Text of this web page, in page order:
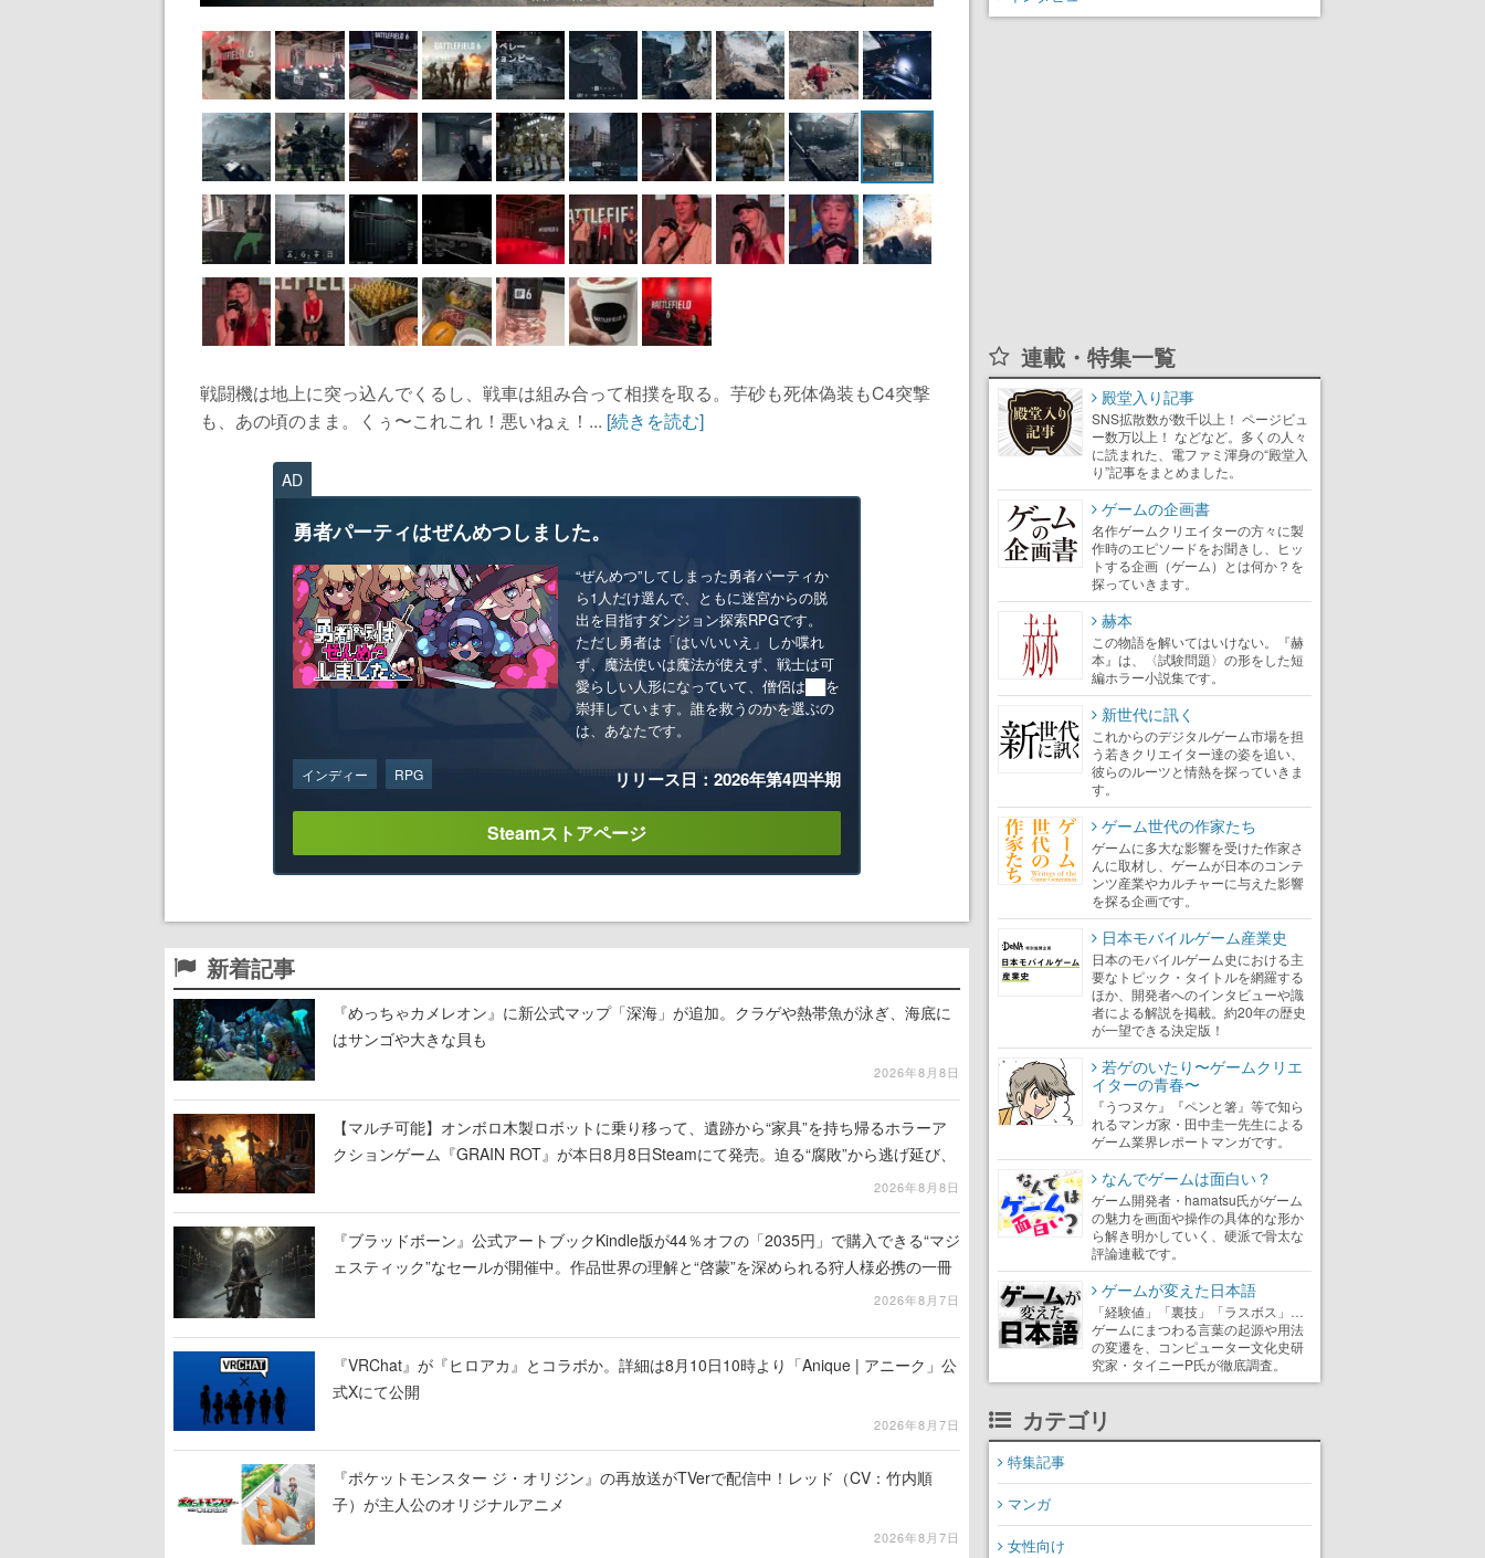
戦闘機は地上に突っ込んでくるし、戦車は組み合って相撲を取る。芋砂も死体偽装もC4突撃
も、あの頃のまま。くぅ〜これこれ！悪いねぇ！... [続きを読む]
AD
勇者パーティはぜんめつしました。
“ぜんめつ”してしまった勇者パーティか
ら1人だけ選んで、ともに迷宮からの脱
出を目指すダンジョン探索RPGです。
ただし勇者は「はい/いいえ」しか喋れ
ず、魔法使いは魔法が使えず、戦士は可
愛らしい人形になっていて、僧侶は██を
崇拝しています。誰を救うのかを選ぶの
は、あなたです。
インディー RPG リリース日：2026年第4四半期
Steamストアページ
新着記事
『めっちゃカメレオン』に新公式マップ「深海」が追加。クラゲや熱帯魚が泳ぎ、海底に
はサンゴや大きな貝も
2026年8月8日
【マルチ可能】オンボロ木製ロボットに乗り移って、遺跡から“家具”を持ち帰るホラーア
クションゲーム『GRAIN ROT』が本日8月8日Steamにて発売。迫る“腐敗”から逃げ延び、
2026年8月8日
『ブラッドボーン』公式アートブックKindle版が44％オフの「2035円」で購入できる“マジ
ェスティック”なセールが開催中。作品世界の理解と“啓蒙”を深められる狩人様必携の一冊
2026年8月7日
『VRChat』が『ヒロアカ』とコラボか。詳細は8月10日10時より「Anique | アニーク」公
式Xにて公開
2026年8月7日
『ポケットモンスター ジ・オリジン』の再放送がTVerで配信中！レッド（CV：竹内順
子）が主人公のオリジナルアニメ
2026年8月7日
連載・特集一覧
殿堂入り記事
SNS拡散数が数千以上！ ページビュ
ー数万以上！ などなど。多くの人々
に読まれた、電ファミ渾身の“殿堂入
り”記事をまとめました。
ゲームの企画書
名作ゲームクリエイターの方々に製
作時のエピソードをお聞きし、ヒッ
トする企画（ゲーム）とは何か？を
探っていきます。
赫本
この物語を解いてはいけない。『赫
本』は、〈試験問題〉の形をした短
編ホラー小説集です。
新世代に訊く
これからのデジタルゲーム市場を担
う若きクリエイター達の姿を追い、
彼らのルーツと情熱を探っていきま
す。
ゲーム世代の作家たち
ゲームに多大な影響を受けた作家さ
んに取材し、ゲームが日本のコンテ
ンツ産業やカルチャーに与えた影響
を探る企画です。
日本モバイルゲーム産業史
日本のモバイルゲーム史における主
要なトピック・タイトルを網羅する
ほか、開発者へのインタビューや識
者による解説を掲載。約20年の歴史
が一望できる決定版！
若ゲのいたり〜ゲームクリエ
イターの青春〜
『うつヌケ』『ペンと箸』等で知ら
れるマンガ家・田中圭一先生による
ゲーム業界レポートマンガです。
なんでゲームは面白い？
ゲーム開発者・hamatsu氏がゲーム
の魅力を画面や操作の具体的な形か
ら解き明かしていく、硬派で骨太な
評論連載です。
ゲームが変えた日本語
「経験値」「裏技」「ラスボス」…
ゲームにまつわる言葉の起源や用法
の変遷を、コンピューター文化史研
究家・タイニーP氏が徹底調査。
カテゴリ
特集記事
マンガ
女性向け